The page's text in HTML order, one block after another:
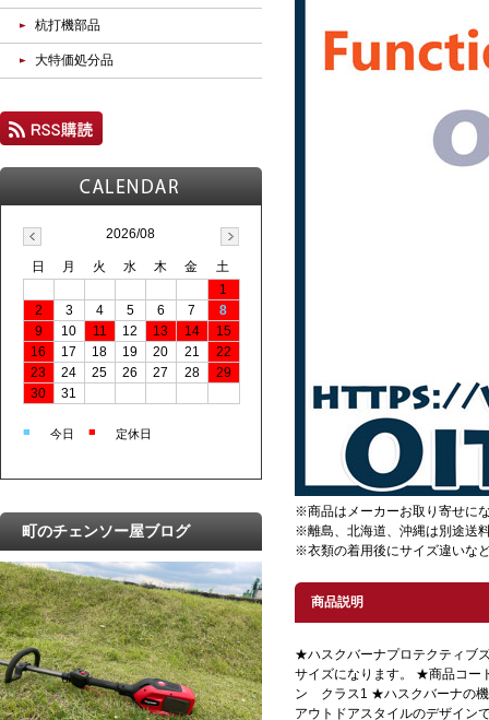
※商品はメーカーお取り寄せに
※離島、北海道、沖縄は別途送
※衣類の着用後にサイズ違いな
商品説明
★ハスクバーナプロテクティブ
サイズになります。 ★商品コ
ン クラス1 ★ハスクバーナの機
アウトドアスタイルのデザイン
杭打機部品
大特価処分品
2026/08
日 月 火 水 木 金
土
1
2
3 4 5 6 7
8
9
10 11 12 13 14
15
16
17 18 19 20 21
22
23
24 25 26 27 28
29
30
31
■ 今日 ■ 定休日
町のチェンソー屋ブログ